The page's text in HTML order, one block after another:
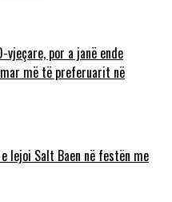
por a janë ende
më të preferuarit në
lejoi Salt Baen në festën me